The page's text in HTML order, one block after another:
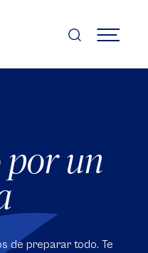
MENÚ
por un
de preparar todo. Te